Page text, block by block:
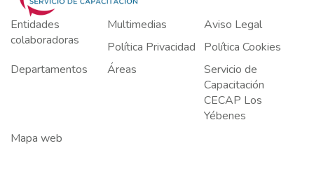
Entidades
colaboradoras
Multimedias
Aviso Legal
Política Privacidad
Política Cookies
Departamentos
Áreas
Servicio de
Capacitación
CECAP Los
Yébenes
Mapa web